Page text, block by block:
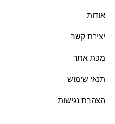
אודות
יצירת קשר
מפת אתר
תנאי שימוש
הצהרת נגישות